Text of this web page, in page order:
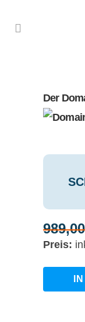
Der